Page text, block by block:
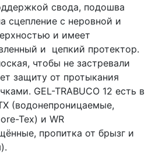
свода, подошва
сцепление с неровной и
и имеет
и цепкий протектор.
чтобы не застревали
защиту от протыкания
GEL-TRABUCO 12 есть в
(водонепроницаемые,
Tex) и WR
пропитка от брызг и